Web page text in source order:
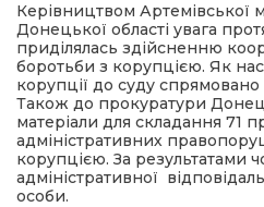
Керівництвом Артемівської
Донецької області увага
приділялась здійсненню
боротьби з корупцією. Як
корупції до суду спрямовано
Також до прокуратури
матеріали для складання 71
адміністративних
корупцією. За результатами
адміністративної
особи.